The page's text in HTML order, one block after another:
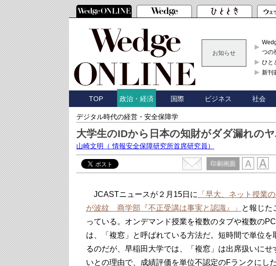
お知らせ
つの
ひと
新刊
TOP 政治・経済 国際 ビジネス 社会
デジタル時代の経営・安全保障学
大学生のIDから日本の知財がダダ漏れの
山崎文明 （ 情報安全保障研究所首席研究員）
印刷画面
JCASTニュースが２月15日に
「早大、ネット授業
が波紋 商学部『不正受講は事実と認識』」
と報じた
っている。オンデマンド授業を複数のタブや複数の
は、「複窓」と呼ばれている方法だ。短時間で単位
るのだが、早稲田大学では、「複窓」は出席扱いに
いとの理由で、成績評価を単位不認定のFランクにし